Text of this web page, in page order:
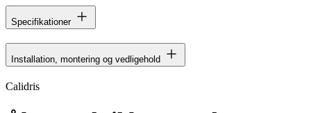
Specifikationer
Installation, montering og vedligehold
Calidris